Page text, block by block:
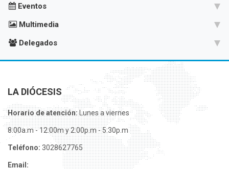
Eventos
Multimedia
Delegados
LA DIÓCESIS
Horario de atención:Lunes a viernes
8:00a.m - 12:00m y 2:00p.m - 5:30p.m
Teléfono: 3028627765
Email: